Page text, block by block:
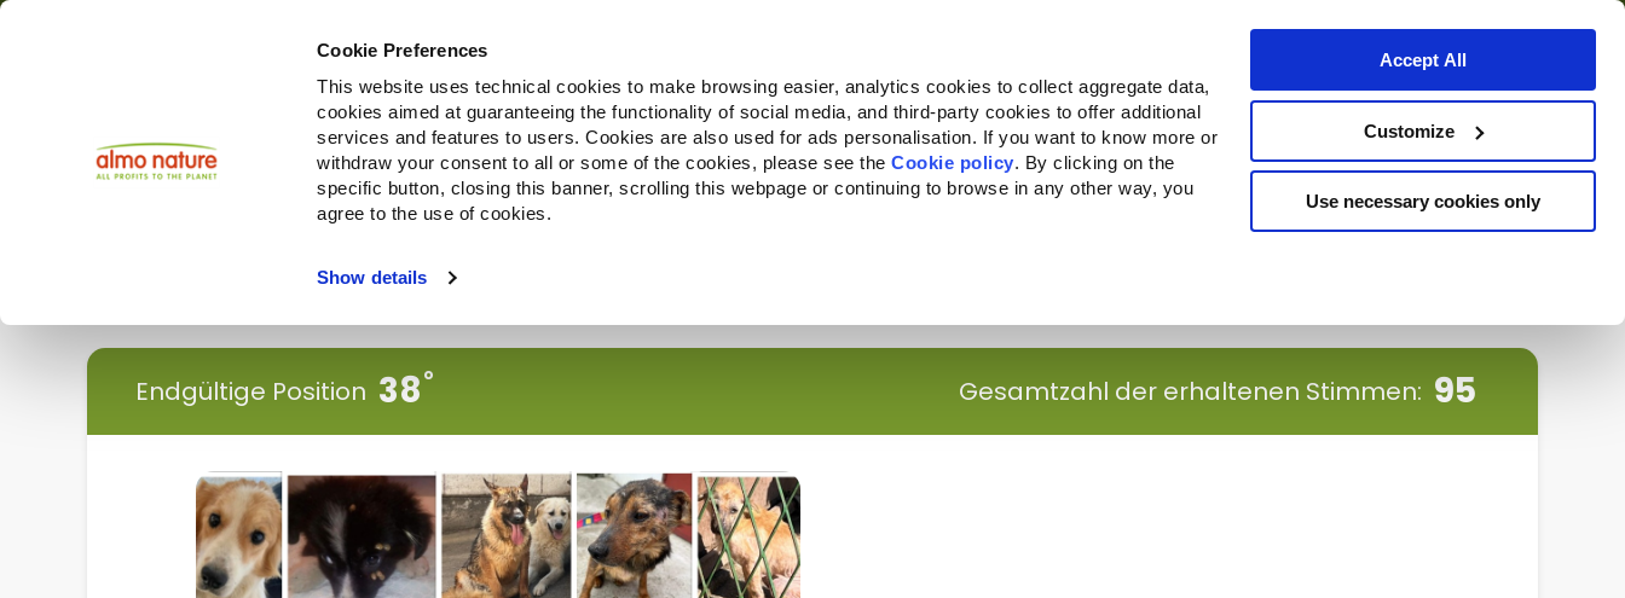
Cookie Preferences
This website uses technical cookies to make browsing easier, analytics cookies to collect aggregate data,
cookies aimed at guaranteeing the functionality of social media, and third-party cookies to offer additional
services and features to users. Cookies are also used for ads personalisation. If you want to know more or
withdraw your consent to all or some of the cookies, please see theCookie policy. By clicking on the
specific button, closing this banner, scrolling this webpage or continuing to browse in any other way, you
agree to the use of cookies.
Show details
Accept All
Customize
Use necessary cookies only
Produkte Companion for Life Ausschreibung Über uns Bezugsquellen
Choose another country or region to see content specific to your location.
Endgültige Position 38 Gesamtzahl der erhaltenen Stimmen: 95